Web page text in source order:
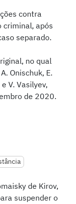
contra
criminal, após
separado.
no qual
Onischuk, E.
V. Vasilyev,
de 2020.
de Kirov,
suspender o